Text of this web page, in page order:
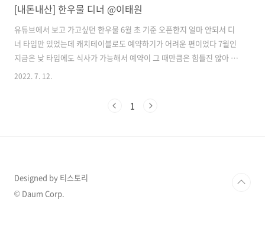
[내돈내산] 한우물 디너 @이태원
유튜브에서 보고 가고싶던 한우물 6월 초 기준 오픈한지 얼마 안되서 디
너 타임만 있었는데 캐치테이블로도 예약하기가 어려운 편이었다 7월인
지금은 낮 타임에도 식사가 가능해서 예약이 그 때만큼은 힘들진 않아 보
인다 [한우 그릴링 코스를 부담없이 콤팩트하게 제공한다] 라는 설명답게
원 다만, 술을 무조건 시켜야한다 (다행히 글라스로도 시킬 수는 있는 듯)
2022. 7. 12.
1
Designed by 티스토리
© Daum Corp.